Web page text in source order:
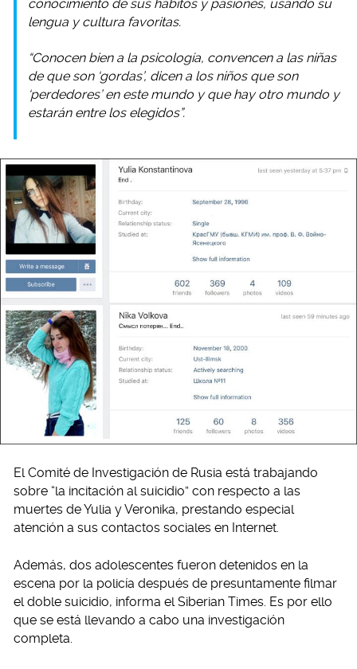
conocimiento de sus hábitos y pasiones, usando su
lengua y cultura favoritas.
“Conocen bien a la psicología, convencen a las niñas
de que son ‘gordas’, dicen a los niños que son
‘perdedores’ en este mundo y que hay otro mundo y
estarán entre los elegidos”.
El Comité de Investigación de Rusia está trabajando
sobre “la incitación al suicidio” con respecto a las
muertes de Yulia y Veronika, prestando especial
atención a sus contactos sociales en Internet.
Además, dos adolescentes fueron detenidos en la
escena por la policía después de presuntamente filmar
el doble suicidio, informa el Siberian Times. Es por ello
que se está llevando a cabo una investigación
completa.